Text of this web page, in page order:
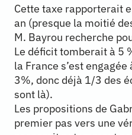
Cette taxe rapporterait
an (presque la moitié
M. Bayrou recherche
Le déficit tomberait à 5
la France s’est
3%, donc déjà 1/3 des
sont là).
Les propositions de
premier pas vers une